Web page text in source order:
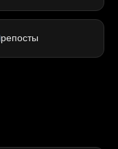
репосты